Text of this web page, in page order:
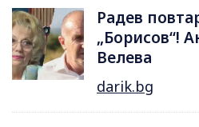
Радев
„Борисов“!
Велева
darik.bg